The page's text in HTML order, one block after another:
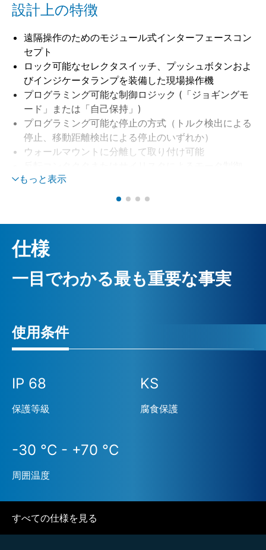
設計上の特徴
遠隔操作のためのモジュール式インターフェースコン
セプト
ロック可能なセレクタスイッチ、プッシュボタンおよ
びインジケータランプを装備した現場操作機
プログラミング可能な制御ロジック (「ジョギングモ
ード」または「自己保持」)
プログラミング可能な停止の方式（トルク検出による
停止、移動距離検出による停止のいずれか）
ウォールマウントに分離して取り付け可能
(オプション)
自動的な位相コレクタによる位相監視
もっと表示
仕様
一目でわかる最も重要な事実
使用条件
IP 68
保護等級
KS
腐食保護
-30 °C - +70 °C
周囲温度
すべての仕様を見る